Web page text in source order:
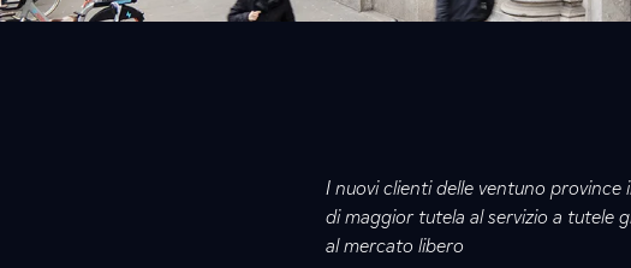
I nuovi clienti delle ventuno province
di maggior tutela al servizio a tutele
al mercato libero